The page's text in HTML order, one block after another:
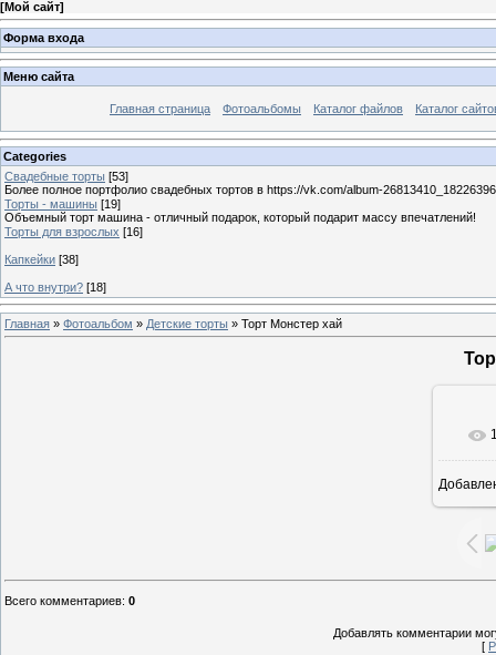
[Мой сайт]
Форма входа
Меню сайта
Главная страница Фотоальбомы Каталог файлов Каталог
Categories
Свадебные торты [53]
Более полное портфолио свадебных тортов в https://vk.com/album-
Торты - машины [19]
Объемный торт машина - отличный подарок, который подарит массу впечатлений!
Торты для взрослых [16]
Капкейки [38]
А что внутри? [18]
Главная » Фотоальбом » Детские торты » Торт Монстер хай
Всего комментариев: 0
Добавлять комментарии
[